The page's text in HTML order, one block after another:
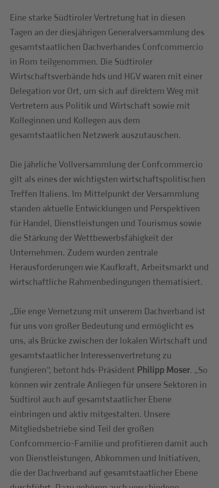
Eine starke Südtiroler Vertretung hat in diesen
Tagen an der diesjährigen Generalversammlung des
gesamtstaatlichen Dachverbandes Confcommercio
in Rom teilgenommen. Die Südtiroler
Wirtschaftsverbände hds und HGV waren mit einer
Delegation vor Ort, um sich auf direktem Weg mit
Vertretern aus Politik und Wirtschaft sowie mit
Kolleginnen und Kollegen aus dem
gesamtstaatlichen Netzwerk auszutauschen.
Die jährliche Vollversammlung der Confcommercio
gilt als eines der wichtigsten wirtschaftspolitischen
Treffen Italiens. Im Mittelpunkt der Versammlung
standen aktuelle Entwicklungen und Perspektiven
für Handel, Dienstleistungen und Tourismus sowie
die Stärkung der Wettbewerbsfähigkeit der
Unternehmen. Zudem wurden zentrale
Herausforderungen wie Kaufkraft, Arbeitsmarkt und
wirtschaftliche Rahmenbedingungen thematisiert.
„Die enge Vernetzung mit unserem Dachverband ist
für uns von großer Bedeutung und ermöglicht es
uns, als Brücke zwischen der lokalen Wirtschaft und
gesamtstaatlicher Interessenvertretung zu
fungieren“, betont hds-Präsident Philipp Moser. „So
können wir zentrale Anliegen für unsere Sektoren in
Südtirol auch auf gesamtstaatlicher Ebene
einbringen und aktiv mitgestalten. Unsere
Mitgliedsbetriebe sind Teil der großen
Confcommercio-Familie und profitieren damit auch
von Dienstleistungen, Abkommen und Initiativen,
die der Dachverband auf gesamtstaatlicher Ebene